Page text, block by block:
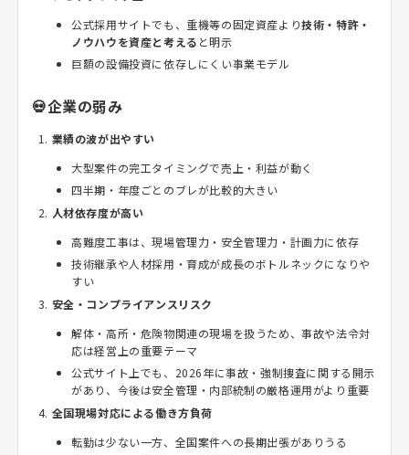
公式採用サイトでも、重機等の固定資産より技術・特許・
ノウハウを資産と考える と明示
巨額の設備投資に依存しにくい事業モデル
💀企業の弱み
業績の波が出やすい
大型案件の完工タイミングで売上・利益が動く
四半期・年度ごとのブレが比較的大きい
人材依存度が高い
高難度工事は、現場管理力・安全管理力・計画力に依存
技術継承や人材採用・育成が成長のボトルネックになりや
すい
安全・コンプライアンスリスク
解体・高所・危険物関連の現場を扱うため、事故や法令対
応は経営上の重要テーマ
公式サイト上でも、2026年に事故・強制捜査に関する開示
があり、今後は安全管理・内部統制の厳格運用がより重要
全国現場対応による働き方負荷
転勤は少ない一方、全国案件への長期出張がありうる